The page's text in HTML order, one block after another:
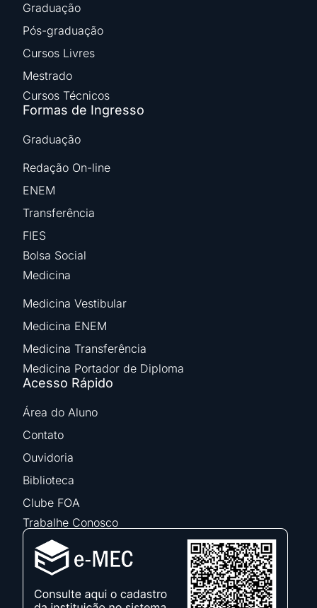
Graduação
Pós-graduação
Cursos Livres
Mestrado
Cursos Técnicos
Formas de Ingresso
Graduação
Redação On-line
ENEM
Transferência
FIES
Bolsa Social
Medicina
Medicina Vestibular
Medicina ENEM
Medicina Transferência
Medicina Portador de Diploma
Acesso Rápido
Área do Aluno
Contato
Ouvidoria
Biblioteca
Clube FOA
Trabalhe Conosco